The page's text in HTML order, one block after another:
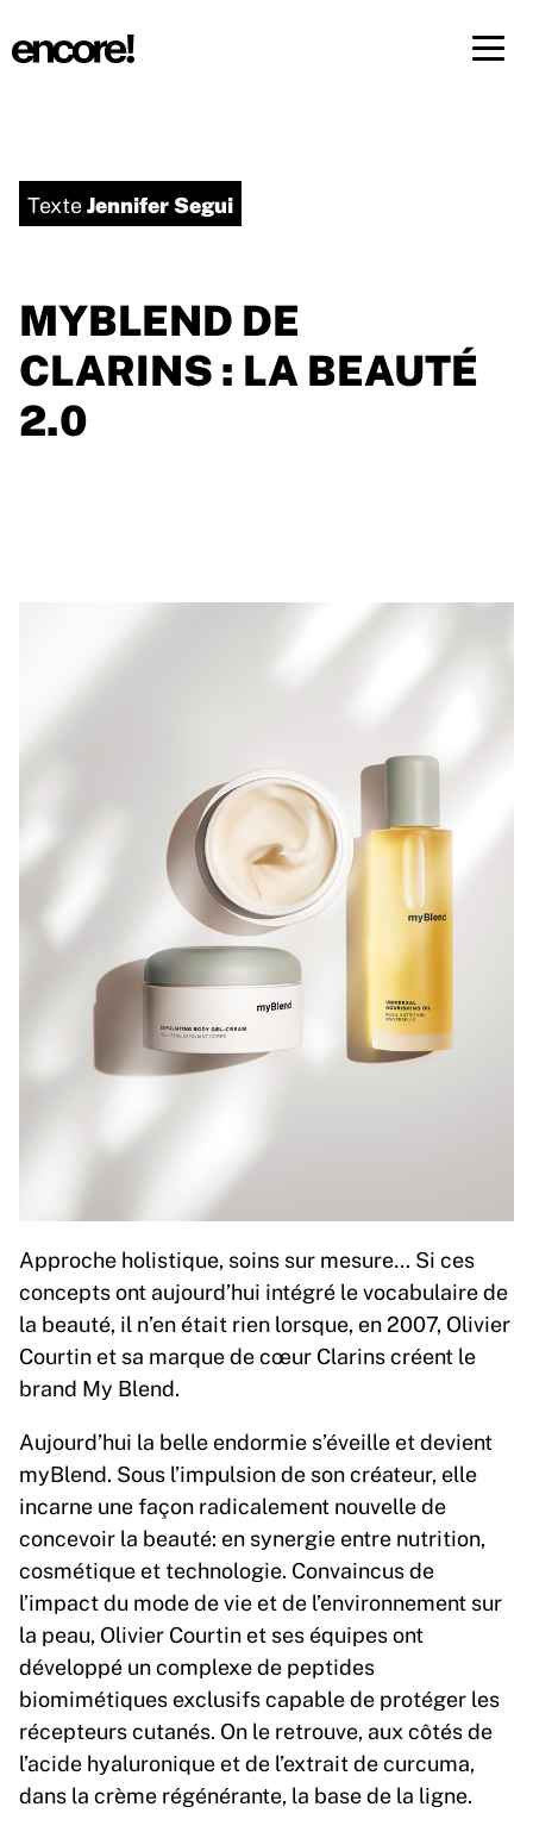
TexteJennifer Segui
MYBLEND DE
CLARINS : LA BEAUTÉ
2.0
Approche holistique, soins sur mesure… Si ces
concepts ont aujourd’hui intégré le vocabulaire de
la beauté, il n’en était rien lorsque, en 2007, Olivier
Courtin et sa marque de cœur Clarins créent le
brand My Blend.
Aujourd’hui la belle endormie s’éveille et devient
myBlend. Sous l’impulsion de son créateur, elle
incarne une façon radicalement nouvelle de
concevoir la beauté: en synergie entre nutrition,
cosmétique et technologie. Convaincus de
l’impact du mode de vie et de l’environnement sur
la peau, Olivier Courtin et ses équipes ont
développé un complexe de peptides
biomimétiques exclusifs capable de protéger les
récepteurs cutanés. On le retrouve, aux côtés de
l’acide hyaluronique et de l’extrait de curcuma,
dans la crème régénérante, la base de la ligne.